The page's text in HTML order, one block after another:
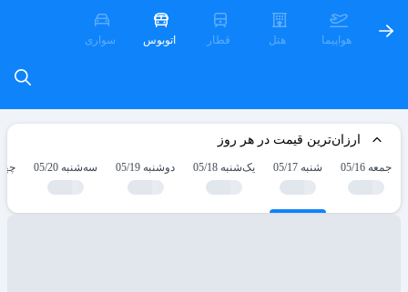
هواپیما هتل قطار اتوبوس سواری
ارزان‌ترین قیمت در هر روز
جمعه 05/16 شنبه 05/17 یک‌شنبه 05/18 دوشنبه 05/19 سه‌شنبه 05/20